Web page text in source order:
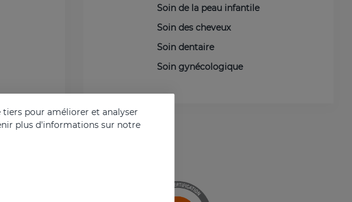
Soin de la peau infantile
Soin des cheveux
Soin dentaire
Soin gynécologique
tiers pour améliorer et analyser
plus d'informations sur notre